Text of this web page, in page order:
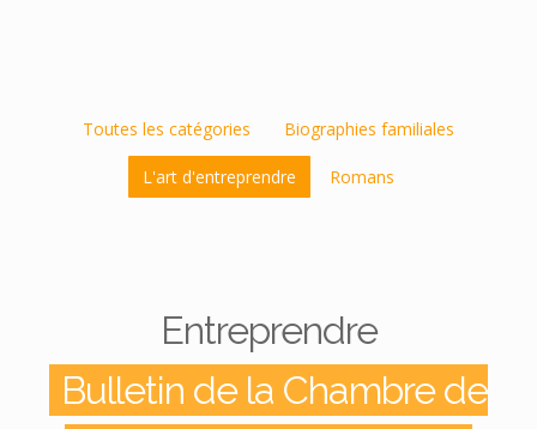
Toutes les catégories Biographies familiales
L'art d'entreprendre Romans
Entreprendre
Bulletin de la Chambre de